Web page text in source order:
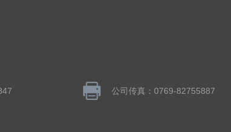
公司传真：0769-82755887